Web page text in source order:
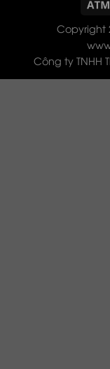
Copyright
Công ty TNHH